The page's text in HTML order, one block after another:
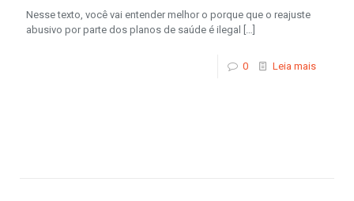
Nesse texto, você vai entender melhor o porque que o reajuste
abusivo por parte dos planos de saúde é ilegal […]
0 Leia mais